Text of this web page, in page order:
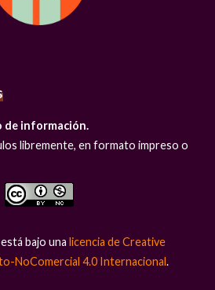
de información.
libremente, en formato impreso o
bajo unalicencia de Creative
NoComercial 4.0 Internacional.